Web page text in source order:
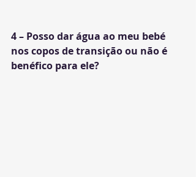
4 – Posso dar água ao meu bebé
nos copos de transição ou não é
benéfico para ele?